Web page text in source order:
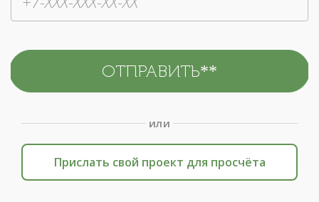
или
Прислать свой проект для просчёта